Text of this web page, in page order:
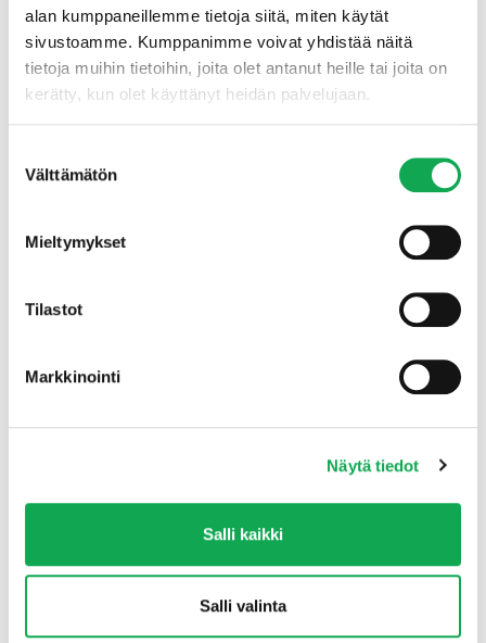
alan kumppaneillemme tietoja siitä, miten käytät
sivustoamme. Kumppanimme voivat yhdistää näitä
tietoja muihin tietoihin, joita olet antanut heille tai joita on
kerätty, kun olet käyttänyt heidän palvelujaan.
valinta
Välttämätön
Mieltymykset
Tilastot
Markkinointi
Näytä tiedot
Salli kaikki
Salli valinta